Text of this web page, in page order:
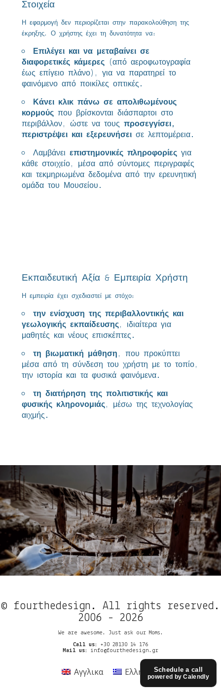
Schedule a call
powered by Calendly
Στοιχεία
Η εφαρμογή δεν περιορίζεται στην παρακολούθηση της
έκρηξης. Ο χρήστης έχει τη δυνατότητα να:
Επιλέγει και να μεταβαίνει σε
διαφορετικές κάμερες(από αεροφωτογραφία
έως επίγειο πλάνο), για να παρατηρεί το
φαινόμενο από ποικίλες οπτικές.
Κάνει κλικ πάνω σε απολιθωμένους
κορμούςπου βρίσκονται διάσπαρτοι στο
περιβάλλον, ώστε να τους προσεγγίσει,
περιστρέψει και εξερευνήσεισε λεπτομέρεια.
Λαμβάνει επιστημονικές πληροφορίεςγια
κάθε στοιχείο, μέσα από σύντομες περιγραφές
και τεκμηριωμένα δεδομένα από την ερευνητική
ομάδα του Μουσείου.
Εκπαιδευτική Αξία & Εμπειρία Χρήστη
Η εμπειρία έχει σχεδιαστεί με στόχο:
την ενίσχυση της περιβαλλοντικής και
γεωλογικής εκπαίδευσης, ιδιαίτερα για
μαθητές και νέους επισκέπτες .
τη βιωματική μάθηση , που προκύπτει
μέσα από τη σύνδεση του χρήστη με το τοπίο,
την ιστορία και τα φυσικά φαινόμενα.
τη διατήρηση της πολιτιστικής και
φυσικής κληρονομιάς, μέσω της τεχνολογίας
αιχμής.
© fourthedesign. All rights reserved.
2006 - 2026
We are awesome. Just ask our Moms.
Call us: +30 28130 14 176
Mail us:
info@fourthedesign.gr
Αγγλικα Ελληνικα